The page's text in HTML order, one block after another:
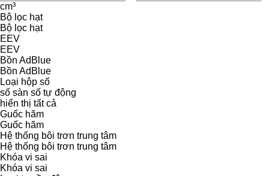
cm³
Bộ lọc hạt
Bộ lọc hạt
EEV
EEV
Bồn AdBlue
Bồn AdBlue
Loại hộp số
số sàn số tự động
hiển thị tất cả
Guốc hãm
Guốc hãm
Hệ thống bôi trơn trung tâm
Hệ thống bôi trơn trung tâm
Khóa vi sai
Khóa vi sai